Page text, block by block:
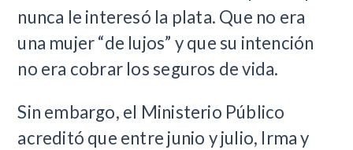
nunca le interesó la plata. Que no era
una mujer “de lujos” y que su intención
no era cobrar los seguros de vida.
Sin embargo, el Ministerio Público
acreditó que entre junio y julio, Irma y